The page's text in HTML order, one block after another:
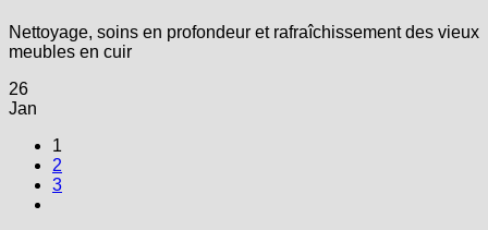
Nettoyage, soins en profondeur et rafraîchissement des vieux
meubles en cuir
26
Jan
1
2
3